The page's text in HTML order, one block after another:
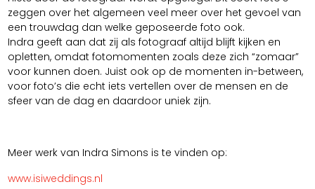
zeggen over het algemeen veel meer over het gevoel van
een trouwdag dan welke geposeerde foto ook.
Indra geeft aan dat zij als fotograaf altijd blijft kijken en
opletten, omdat fotomomenten zoals deze zich “zomaar”
voor kunnen doen. Juist ook op de momenten in-between,
voor foto’s die echt iets vertellen over de mensen en de
sfeer van de dag en daardoor uniek zijn.
Meer werk van Indra Simons is te vinden op:
www.isiweddings.nl